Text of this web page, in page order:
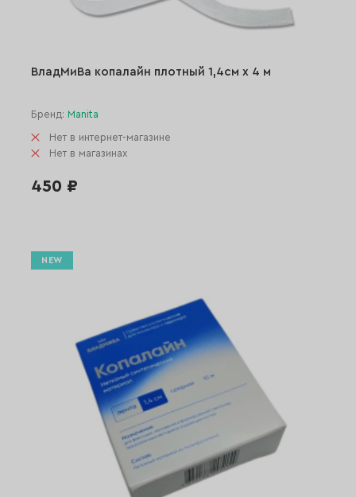
ВладМиВа копалайн плотный 1,4см х 4 м
Бренд: Manita
Нет в интернет-магазине
Нет в магазинах
450 ₽
NEW